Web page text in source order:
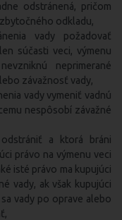
odstránená, pričom
odkladu,
vady požadovať
súčasti veci, výmenu
neprimerané
závažnosť vady,
vady vymeniť vadnú
nespôsobí závažné
a ktorá bráni
právo na výmenu veci
isté právo ma kupujúci
vady, ak však kupujúci
vady po oprave alebo